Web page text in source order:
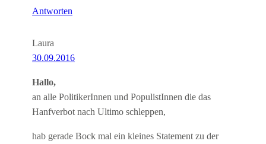
Antworten
Laura
30.09.2016
Hallo,
an alle PolitikerInnen und PopulistInnen die das
Hanfverbot nach Ultimo schleppen,
hab gerade Bock mal ein kleines Statement zu der